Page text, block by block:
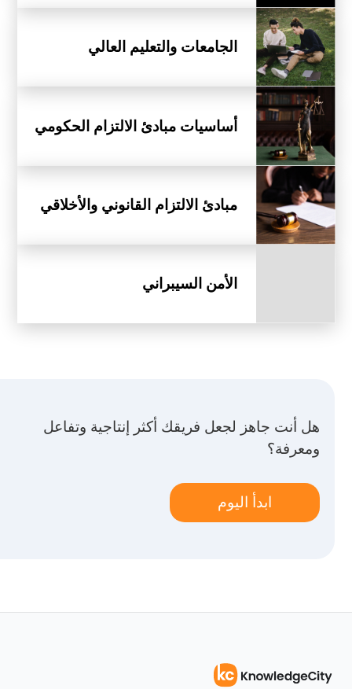
الجامعات والتعليم العالي
أساسيات مبادئ الالتزام الحكومي
مبادئ الالتزام القانوني والأخلاقي
الأمن السيبراني
هل أنت جاهز لجعل فريقك أكثر إنتاجية وتفاعل
ومعرفة؟
ابدأ اليوم